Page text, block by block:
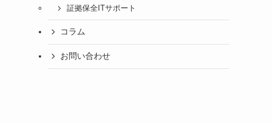
証拠保全ITサポート
コラム
お問い合わせ